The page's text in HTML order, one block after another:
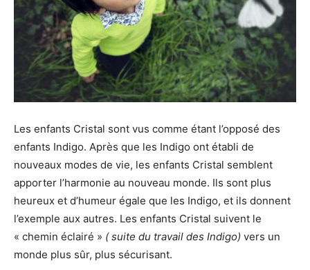
Les enfants Cristal sont vus comme étant l’opposé des
enfants Indigo. Après que les Indigo ont établi de
nouveaux modes de vie, les enfants Cristal semblent
apporter l’harmonie au nouveau monde. Ils sont plus
heureux et d’humeur égale que les Indigo, et ils donnent
l’exemple aux autres. Les enfants Cristal suivent le
« chemin éclairé » ( suite du travail des Indigo) vers un
monde plus sûr, plus sécurisant.